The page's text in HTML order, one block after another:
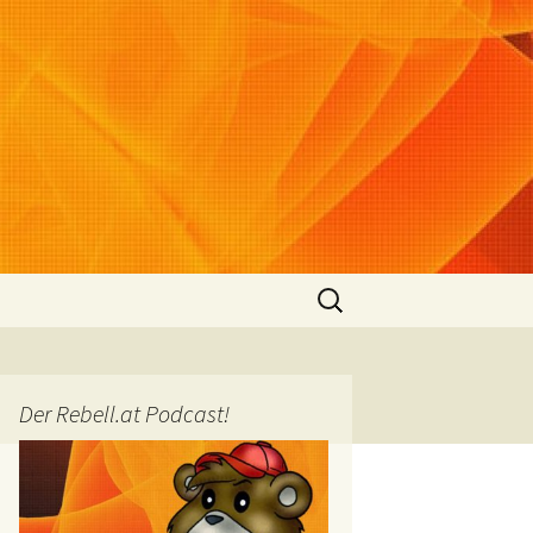
Suchen
nach:
Der Rebell.at Podcast!